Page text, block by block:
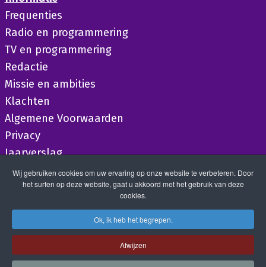
Frequenties
Radio en programmering
TV en programmering
Redactie
Missie en ambities
Klachten
Algemene Voorwaarden
Privacy
Jaarverslag
Wij gebruiken cookies om uw ervaring op onze website te verbeteren. Door
het surfen op deze website, gaat u akkoord met het gebruik van deze
cookies.
Ok, ik heb het begrepen.
Afwijzen